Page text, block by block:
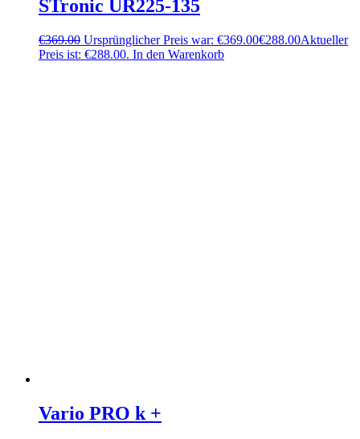
STronic UR225-135
€369.00 Ursprünglicher Preis war: €369.00€288.00Aktueller
Preis ist: €288.00. In den Warenkorb
Vario PRO k +